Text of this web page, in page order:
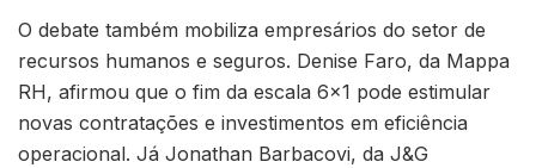
O debate também mobiliza empresários do setor de
recursos humanos e seguros. Denise Faro, da Mappa
RH, afirmou que o fim da escala 6×1 pode estimular
novas contratações e investimentos em eficiência
operacional. Já Jonathan Barbacovi, da J&G